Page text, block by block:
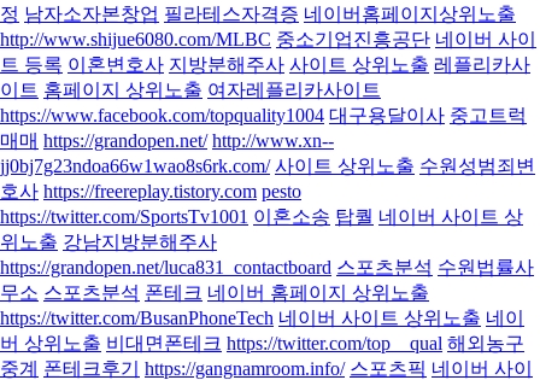
정 남자소자본창업 필라테스자격증 네이버홈페이지상위노출
http://www.shijue6080.com/MLBC 중소기업진흥공단 네이버 사이
트 등록 이혼변호사 지방분해주사 사이트 상위노출 레플리카사
이트 홈페이지 상위노출 여자레플리카사이트
https://www.facebook.com/topquality1004 대구용달이사 중고트럭
매매 https://grandopen.net/ http://www.xn--
jj0bj7g23ndoa66w1wao8s6rk.com/ 사이트 상위노출 수원성범죄변
호사 https://freereplay.tistory.com pesto
https://twitter.com/SportsTv1001 이혼소송 탑퀄 네이버 사이트 상
위노출 강남지방분해주사
https://grandopen.net/luca831_contactboard 스포츠분석 수원법률사
무소 스포츠분석 폰테크 네이버 홈페이지 상위노출
https://twitter.com/BusanPhoneTech 네이버 사이트 상위노출 네이
버 상위노출 비대면폰테크 https://twitter.com/top__qual 해외농구
중계 폰테크후기 https://gangnamroom.info/ 스포츠픽 네이버 사이